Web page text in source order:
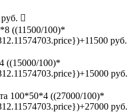
((11500/100)*
руб.
((15000/100)*
руб.
100*50*4 ((27000/100)*
руб.